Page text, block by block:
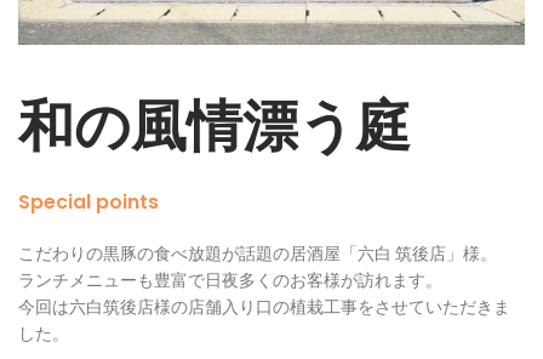
和の風情漂う庭
Special points
こだわりの黒豚の食べ放題が話題の居酒屋「六白 筑後店」様。
ランチメニューも豊富で日夜多くのお客様が訪れます。
今回は六白筑後店様の店舗入り口の植栽工事をさせていただきま
した。